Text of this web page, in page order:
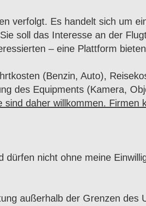
verfolgt. Es handelt sich um
soll das Interesse an der
– eine Plattform
(Benzin, Auto),
des Equipments (Kamera,
sind daher willkommen. Firmen
nicht ohne meine
außerhalb der Grenzen des